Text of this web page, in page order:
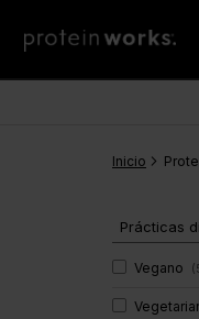
Cena
CLA
Inicio
Prácticas
Vegano (